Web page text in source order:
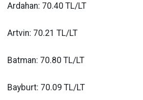
Ardahan: 70.40 TL/LT
Artvin: 70.21 TL/LT
Batman: 70.80 TL/LT
Bayburt: 70.09 TL/LT